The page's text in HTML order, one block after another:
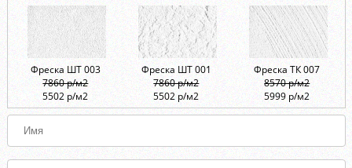
Фреска ШТ 003
7860 р/м2
5502 р/м2
Фреска ШТ 001
7860 р/м2
5502 р/м2
Фреска ТК 007
8570 р/м2
5999 р/м2